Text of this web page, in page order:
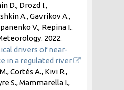
D., Drozd I.,
A., Gavrikov A.,
V., Repina I..
2022.
drivers of near-
in a regulated river
Cortés A., Kivi R.,
S., Mammarella I.,